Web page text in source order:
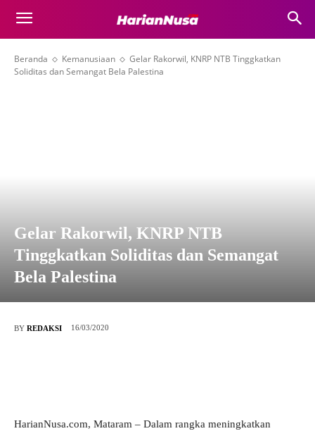
Beranda Kemanusiaan
Gelar Rakorwil, KNRP NTB Tinggkatkan
Soliditas dan Semangat Bela Palestina
Gelar Rakorwil, KNRP NTB
Tinggkatkan Soliditas dan Semangat
Bela Palestina
BY REDAKSI 16/03/2020
HarianNusa.com, Mataram – Dalam rangka meningkatkan